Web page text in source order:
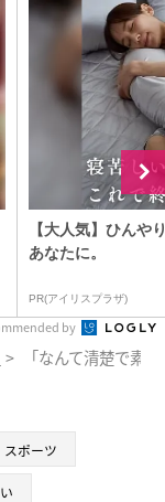
【大人気】ひんや
あなたに。
PR(アイリスプラザ)
by
> 「なんて清楚で素
スポーツ